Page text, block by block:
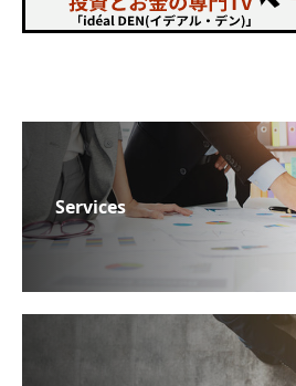
Services